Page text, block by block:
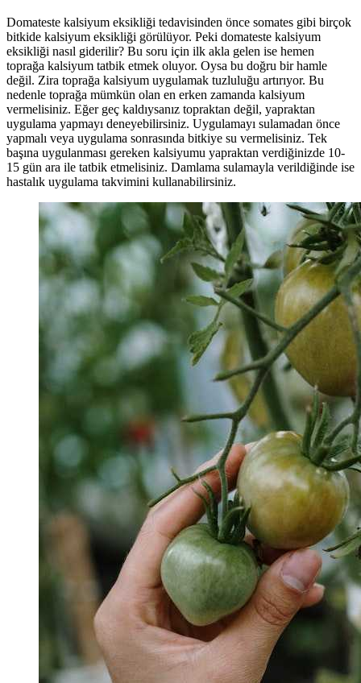
Domateste kalsiyum eksikliği tedavisinden önce somates gibi birçok
bitkide kalsiyum eksikliği görülüyor. Peki domateste kalsiyum
eksikliği nasıl giderilir? Bu soru için ilk akla gelen ise hemen
toprağa kalsiyum tatbik etmek oluyor. Oysa bu doğru bir hamle
değil. Zira toprağa kalsiyum uygulamak tuzluluğu artırıyor. Bu
nedenle toprağa mümkün olan en erken zamanda kalsiyum
vermelisiniz. Eğer geç kaldıysanız topraktan değil, yapraktan
uygulama yapmayı deneyebilirsiniz. Uygulamayı sulamadan önce
yapmalı veya uygulama sonrasında bitkiye su vermelisiniz. Tek
başına uygulanması gereken kalsiyumu yapraktan verdiğinizde 10-
15 gün ara ile tatbik etmelisiniz. Damlama sulamayla verildiğinde ise
hastalık uygulama takvimini kullanabilirsiniz.